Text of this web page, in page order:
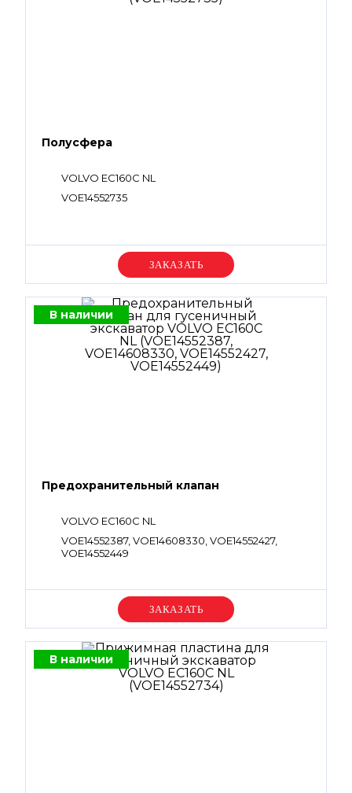
Полусфера
VOLVO EC160C NL
VOE14552735
Уточняйте цену
В наличии
Предохранительный клапан
VOLVO EC160C NL
VOE14552387, VOE14608330, VOE14552427,
VOE14552449
Уточняйте цену
В наличии